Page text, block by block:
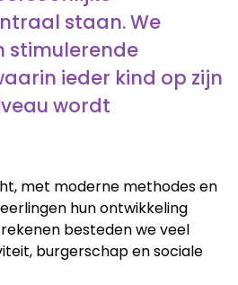
staan. We
stimulerende
ieder kind op zijn
wordt
met moderne methodes en
hun ontwikkeling
besteden we veel
burgerschap en sociale